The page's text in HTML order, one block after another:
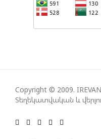
ՀԱՊԿ-Ի
ԳՈՐԾՈՒՆԵՈՒԹՅՈՒՆ
Է ՃԱՆԱՉՎԵԼ
Copyright © 2009.
Տեղեկատվական և